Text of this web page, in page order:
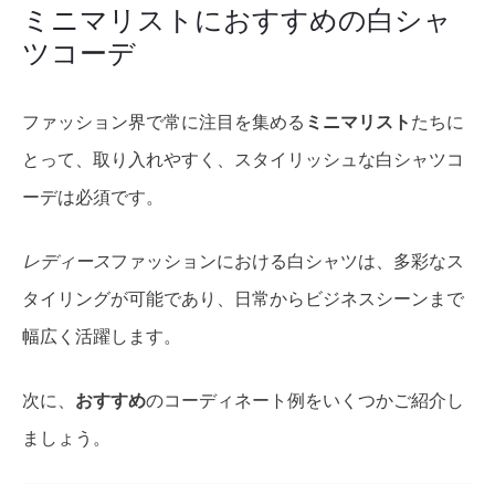
ミニマリストにおすすめの白シャ
ツコーデ
ファッション界で常に注目を集める ミニマリストたちに
とって、取り入れやすく、スタイリッシュな白シャツコ
ーデは必須です。
レディースファッションにおける白シャツは、多彩なス
タイリングが可能であり、日常からビジネスシーンまで
幅広く活躍します。
次に、 おすすめのコーディネート例をいくつかご紹介し
ましょう。